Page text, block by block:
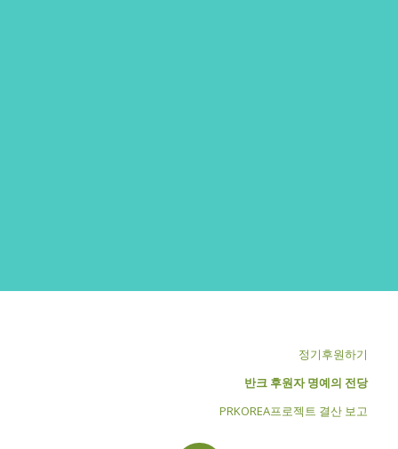
정기후원하기
반크 후원자 명예의 전당
PRKOREA프로젝트 결산 보고